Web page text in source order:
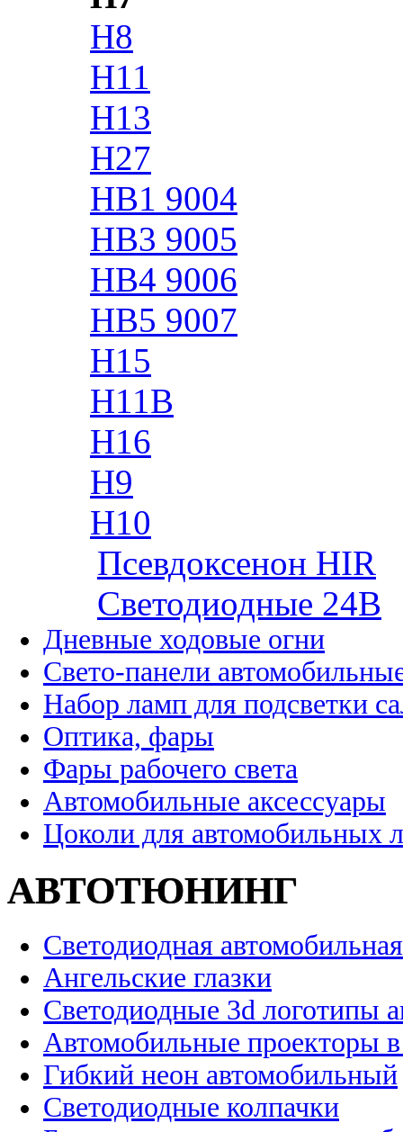
H8
H11
H13
H27
HB1 9004
HB3 9005
HB4 9006
HB5 9007
H15
H11B
H16
H9
H10
Псевдоксенон HIR
Cветодиодные 24B
Дневные ходовые огни
Свето-панели
Набор ламп для подсветки
Оптика, фары
Фары рабочего света
Автомобильные аксессуары
Цоколи для автомобильных
АВТОТЮНИНГ
Светодиодная
Ангельские глазки
Светодиодные 3d логотипы
Автомобильные проекторы
Гибкий неон автомобильный
Светодиодные колпачки